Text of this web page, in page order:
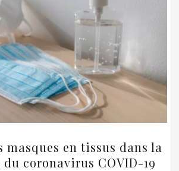
masques en tissus dans la
coronavirus COVID-19